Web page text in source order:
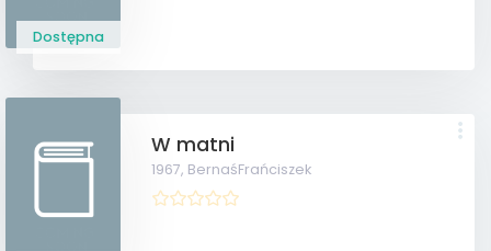
Dostępna
W matni
1967, BernaśFrańciszek